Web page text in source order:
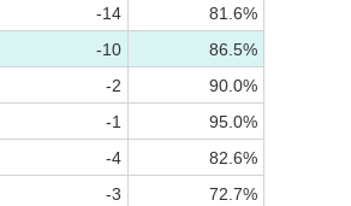
-14
81.6%
-10
86.5%
-2
90.0%
-1
95.0%
-4
82.6%
-3
72.7%